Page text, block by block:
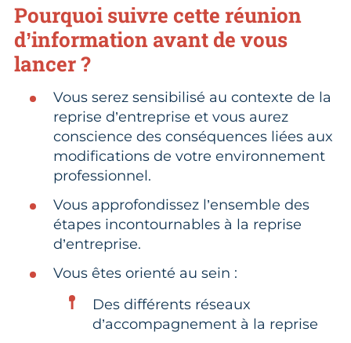
Pourquoi suivre cette réunion
d’information avant de vous
lancer ?
Vous serez sensibilisé au contexte de la
reprise d’entreprise et vous aurez
conscience des conséquences liées aux
modifications de votre environnement
professionnel.
Vous approfondissez l’ensemble des
étapes incontournables à la reprise
d’entreprise.
Vous êtes orienté au sein :
Des différents réseaux
d’accompagnement à la reprise